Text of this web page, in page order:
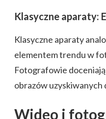
Klasyczne aparaty:
Klasyczne aparaty
elementem trendu w
Fotografowie
obrazów uzyskiwanych
Wideo i